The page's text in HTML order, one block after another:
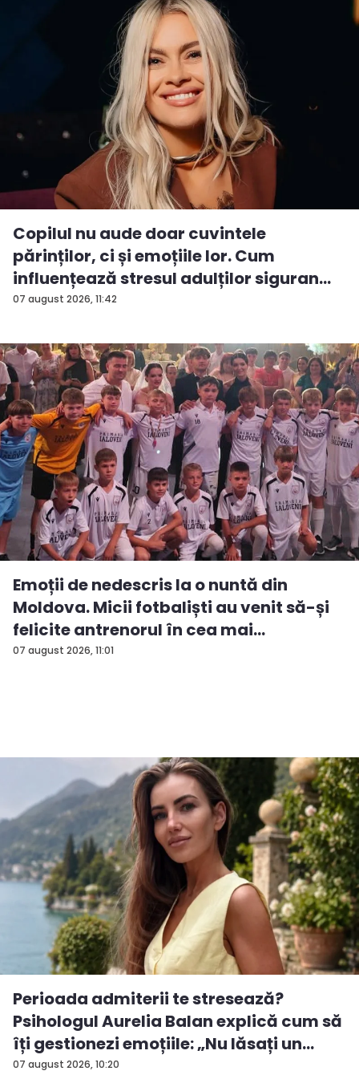
07 august 2026, 11:42
Copilul nu aude doar cuvintele
părinților, ci și emoțiile lor. Cum
influențează stresul adulților siguran...
07 august 2026, 11:01
Emoții de nedescris la o nuntă din
Moldova. Micii fotbaliști au venit să-și
felicite antrenorul în cea mai
importan...
07 august 2026, 10:20
Perioada admiterii te stresează?
Psihologul Aurelia Balan explică cum să
îți gestionezi emoțiile: „Nu lăsați un
rezu...